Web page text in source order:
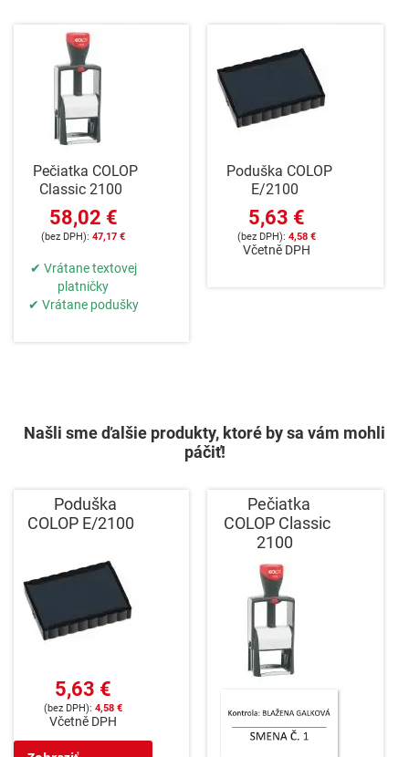
Pečiatka COLOP
Classic 2100
58,02 €
47,17 €
✔ Vrátane textovej
platničky
✔ Vrátane podušky
Poduška COLOP
E/2100
5,63 €
4,58 €
Včetně DPH
Našli sme ďalšie produkty, ktoré by sa vám mohli
páčiť!
Poduška
COLOP E/2100
5,63 €
4,58 €
Včetně DPH
Pečiatka
COLOP Classic
2100